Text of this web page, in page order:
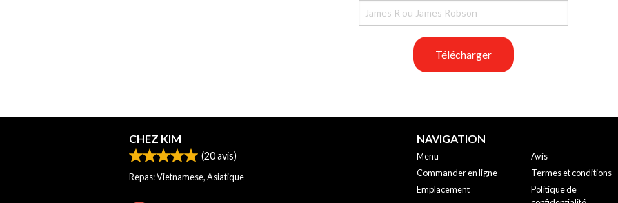
Télécharger
CHEZ KIM
(20avis)
Repas: Vietnamese, Asiatique
NAVIGATION
Menu
Commander en ligne
Emplacement
Avis
Termes et conditions
Politique de